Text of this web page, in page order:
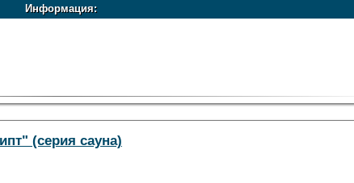
Информация:
(серия сауна)